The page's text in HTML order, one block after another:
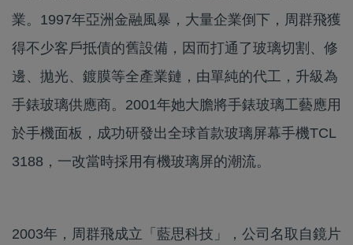
業。1997年亞洲金融風暴，大量企業倒下，周群飛獲
得不少客戶抵債的舊設備，因而打通了玻璃切割、修
邊、拋光、鍍膜等全產業鏈，由單純的代工，升級為
手錶玻璃供應商。2001年她大膽將手錶玻璃工藝應用
於手機面板，成功研發出全球首款玻璃屏幕手機TCL
3188，一改當時採用有機玻璃屏的潮流。
2003年，周群飛成立「藍思科技」，公司名取自鏡片